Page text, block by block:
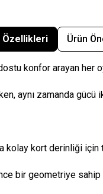
Özellikleri Ürün
konfor arayan her
aynı zamanda gücü
kort derinliği için
bir geometriye